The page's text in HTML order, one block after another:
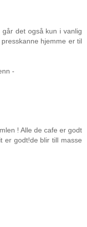
det også kun i vanlig
hjemme er til
-
! Alle de cafe er godt
er godt!de blir till masse